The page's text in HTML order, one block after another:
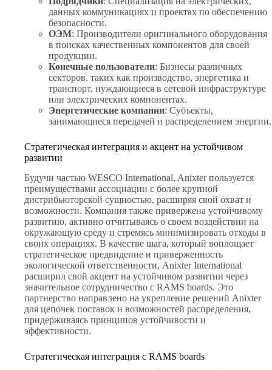
данных коммуникациях и проектах по обеспечению
безопасности.
ОЭМ: Производители оригинального оборудования
в поисках качественных компонентов для своей
продукции.
Конечные пользователи: Бизнесы различных
секторов, таких как производство, энергетика и
транспорт, нуждающиеся в сетевой инфраструктуре
или электрических компонентах.
Энергетические компании: Субъекты,
занимающиеся передачей и распределением энергии.
Стратегическая интеграция и акцент на устойчивом
развитии
Будучи частью WESCO International, Anixter пользуется
преимуществами ассоциации с более крупной
дистрибьюторской сущностью, расширяя свой охват и
возможности. Компания также привержена устойчивому
развитию, активно отчитываясь о своем воздействии на
окружающую среду и стремясь минимизировать отходы в
своих операциях. В качестве шага, который воплощает
стратегическое предвидение и приверженность
экологической ответственности, Anixter International
расширил свой акцент на устойчивом развитии через
значительное сотрудничество с RAMS boards. Это
партнерство направлено на укрепление решений Anixter
для цепочек поставок и возможностей распределения,
придерживаясь принципов устойчивости и
эффективности.
Стратегическая интеграция с RAMS boards